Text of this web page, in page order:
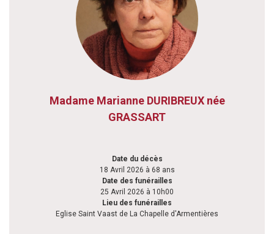
Madame Marianne DURIBREUX née
GRASSART
Date du décès
18 Avril 2026 à 68 ans
Date des funérailles
25 Avril 2026 à 10h00
Lieu des funérailles
Eglise Saint Vaast de La Chapelle d'Armentières